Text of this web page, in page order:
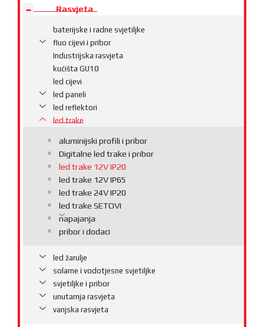
Rasvjeta
baterijske i radne svjetiljke
fluo cijevi i pribor
Industrijska rasvjeta
kućišta GU10
led cijevi
led paneli
led reflektori
led trake
aluminijski profili i pribor
Digitalne led trake i pribor
led trake 12V IP20
led trake 12V IP65
led trake 24V IP20
led trake SETOVI
napajanja
pribor i dodaci
led žarulje
solarne i vodotjesne svjetiljke
svjetiljke i pribor
unutarnja rasvjeta
vanjska rasvjeta